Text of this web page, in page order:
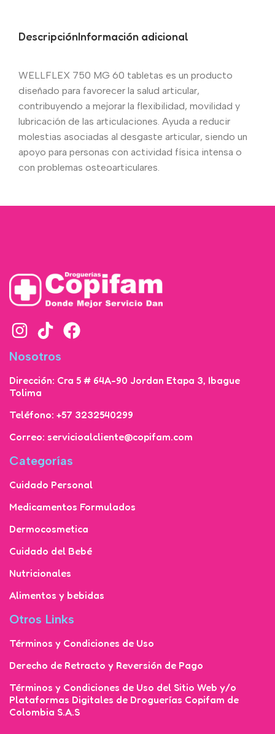
DescripciónInformación adicional
WELLFLEX 750 MG 60 tabletas es un producto
diseñado para favorecer la salud articular,
contribuyendo a mejorar la flexibilidad, movilidad y
lubricación de las articulaciones. Ayuda a reducir
molestias asociadas al desgaste articular, siendo un
apoyo para personas con actividad física intensa o
con problemas osteoarticulares.
Nosotros
Dirección: Cra 5 # 64A-90 Jordan Etapa 3, Ibague
Tolima
Teléfono: +57 3232540299
Correo: servicioalcliente@copifam.com
Categorías
Cuidado Personal
Medicamentos Formulados
Dermocosmetica
Cuidado del Bebé
Nutricionales
Alimentos y bebidas
Otros Links
Términos y Condiciones de Uso
Derecho de Retracto y Reversión de Pago
Términos y Condiciones de Uso del Sitio Web y/o
Plataformas Digitales de Droguerías Copifam de
Colombia S.A.S